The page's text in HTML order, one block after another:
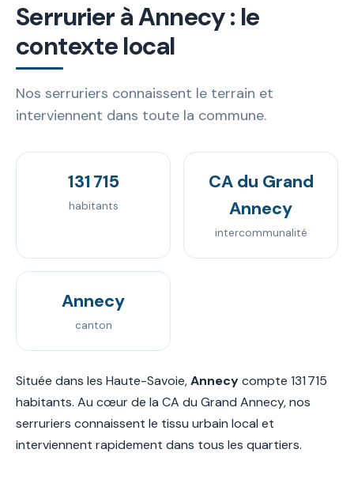
Serrurier à Annecy : le
contexte local
Nos serruriers connaissent le terrain et
interviennent dans toute la commune.
131 715
habitants
CA du Grand
Annecy
intercommunalité
Annecy
canton
Située dans les Haute-Savoie,Annecycompte 131 715
habitants. Au cœur de la CA du Grand Annecy, nos
serruriers connaissent le tissu urbain local et
interviennent rapidement dans tous les quartiers.